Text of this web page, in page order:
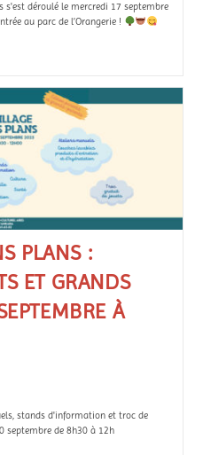
déroulé le mercredi 17 septembre
au parc de l’Orangerie !
PLANS :
ET GRANDS
À
stands d'information et troc de
septembre de 8h30 à 12h